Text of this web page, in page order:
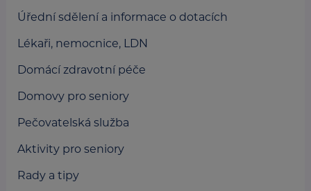
Úřední sdělení a informace o dotacích
Lékaři, nemocnice, LDN
Domácí zdravotní péče
Domovy pro seniory
Pečovatelská služba
Aktivity pro seniory
Rady a tipy